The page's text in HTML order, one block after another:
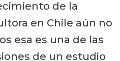
de la
en Chile aún no
esa es una de las
de un estudio